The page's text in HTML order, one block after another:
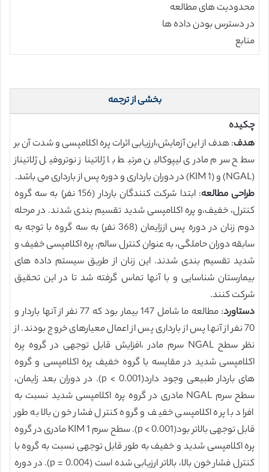
محدودیت های مطالعه
در دسترس بودن داده ها
منابع
بخشی از ترجمه
چکیده
هدف: هدف از این آزمایش،ارزیابی اثرات پره اکلامپسی و شدت آن بر
سطح سرم مادری لیپوکالین مرتبط با ژلاتیناز نوتروفیل ژلاتیناز
(NGAL) و (KIM 1) در دوران بارداری و دوره پس از بارداری می باشد.
طراحی مطالعه
: ابتدا شرکت کنندگان باردار (156 نفر) به سه گروه
کنترل، خفیف،و پره اکلامپسی شدید تقسیم بندی شدند. در مرحله
دوم زنان در دوره پس اززایمان (368 نفر) به سه گروه با توجه به
سابقه دوران حاملگی، به عنوان کنترل سالم، پره اکلامپسی خفیف و
شدید تقسیم بندی شدند. این زنان از طریق سیستم داده های
بیمارستان شناسایی و با آنها تماس گرفته شد تا در این تحقیق
شرکت کنند.
دستاورد
: مطالعه ما شامل 147 بیمار بود که 77 نفر از آنها باردار و
70 نفر از آنها پس از بارداری پس از اعمال معیارهای خروج بودند. از
نظر سطح NGAL سرم مادر ،افزایش قابل توجهی در گروه پره
اکلامپسی شدید در مقایسه با گروه خفیف پره اکلامپسی و گروه
های باردار طبیعی وجود دارد(p < 0.001). در دوران بعد زایمان،
سطح سرم NGAL مادری در گروه پره اکلامپسی شدید نسبت به
افراد با پره اکلامپسی خفیف و گروه کنترل فشار خون بالا به طور
قابل توجهی بالاتر بود(p < 0.001). سطح سرم KIM 1 مادری در گروه
پره اکلامپسی شدید و خفیف به طور قابل توجهی نسبت به گروه با
کنترل فشار خون بالا، بالاتر ارزیابی شده است (p = 0.004). در دوره